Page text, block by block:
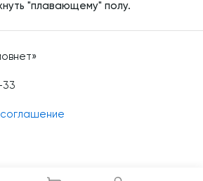
"плавающему" полу.
33
соглашение